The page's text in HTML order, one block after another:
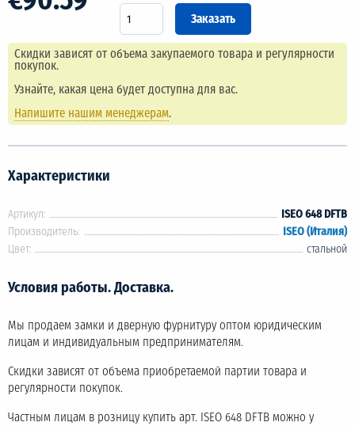
Скидки зависят от объема закупаемого товара и регулярности
покупок.
Узнайте, какая цена будет доступна для вас.
Напишите нашим менеджерам.
Характеристики
Артикул:
ISEO 648 DFTB
Производитель:
ISEO (Италия)
Цвет:
стальной
Условия работы. Доставка.
Мы продаем замки и дверную фурнитуру оптом юридическим
лицам и индивидуальным предпринимателям.
Скидки зависят от объема приобретаемой партии товара и
регулярности покупок.
Частным лицам в розницу купить арт. ISEO 648 DFTB можно у